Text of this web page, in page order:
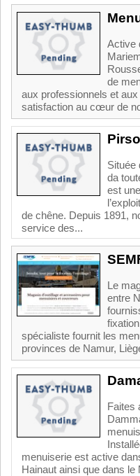
Active
de
aux professionnels et
satisfaction au cœur de
Située
da
est
de chêne. Depuis 1891,
service des...
Le
entre
spécialiste fournit les
provinces de Namur,
Faites
menuiserie est active
Hainaut ainsi que dans